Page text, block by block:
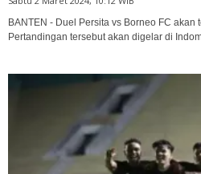
BANTEN - Duel Persita vs Borneo FC akan
Pertandingan tersebut akan digelar di